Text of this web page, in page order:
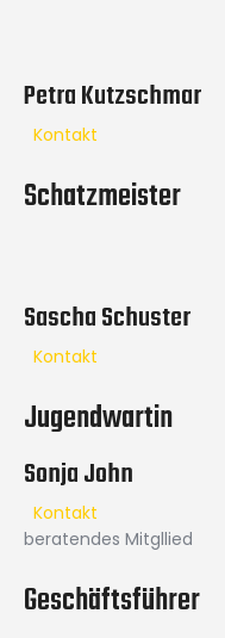
Petra Kutzschmar
Kontakt
Schatzmeister
Sascha Schuster
Kontakt
Jugendwartin
Sonja John
Kontakt
beratendes Mitgllied
Geschäftsführer